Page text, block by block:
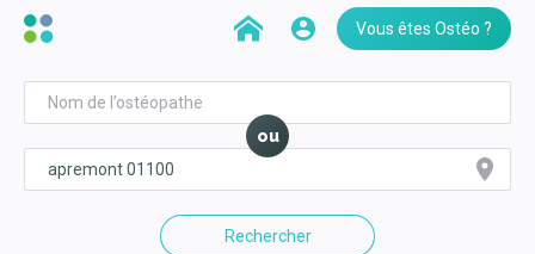
Vous êtes Ostéo ?
ou
Rechercher